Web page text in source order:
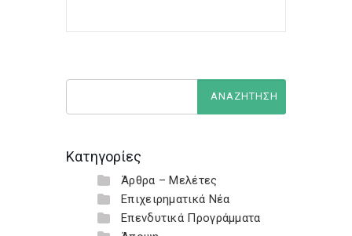
Κατηγορίες
Άρθρα – Μελέτες
Επιχειρηματικά Νέα
Επενδυτικά Προγράμματα